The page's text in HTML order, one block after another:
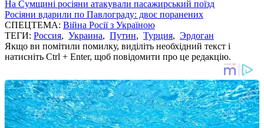
На Сумщині росіяни атакували пасажирський поїзд
Росіяни вдарили по Павлограду: двоє поранених
СПЕЦТЕМА: Війна Росії з Україною
ТЕГИ: Россия, Украина, Путин, Турция, Эрдоган
Якщо ви помітили помилку, виділіть необхідний текст і
натисніть Ctrl + Enter, щоб повідомити про це редакцію.